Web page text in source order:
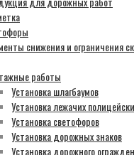
снижения и ограничения
работы
Установка шлагбаумов
Установка лежачих
Установка светофоров
Установка дорожных знаков
Установка дорожного